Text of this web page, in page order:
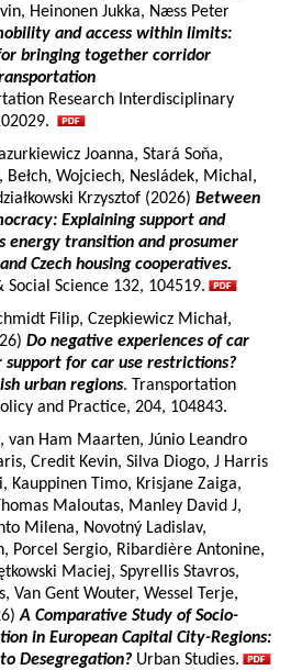
Heinonen Jukka, Næss Peter
and access within limits:
bringing together corridor
Research Interdisciplinary
Joanna, Stará Soňa,
Bełch, Wojciech, Nesládek, Michal,
Krzysztof (2026) Between
Explaining support and
energy transition and prosumer
Czech housing cooperatives.
Social Science 132, 104519.
Filip, Czepkiewicz Michał,
Do negative experiences of car
support for car use restrictions?
urban regions. Transportation
and Practice, 204, 104843.
van Ham Maarten, Júnio Leandro
Credit Kevin, Silva Diogo, J Harris
Kauppinen Timo, Krisjane Zaiga,
Maloutas, Manley David J,
Milena, Novotný Ladislav,
Porcel Sergio, Ribardière Antonine,
Maciej, Spyrellis Stavros,
Van Gent Wouter, Wessel Terje,
A Comparative Study of Socio-
in European Capital City-Regions:
Desegregation? Urban Studies.